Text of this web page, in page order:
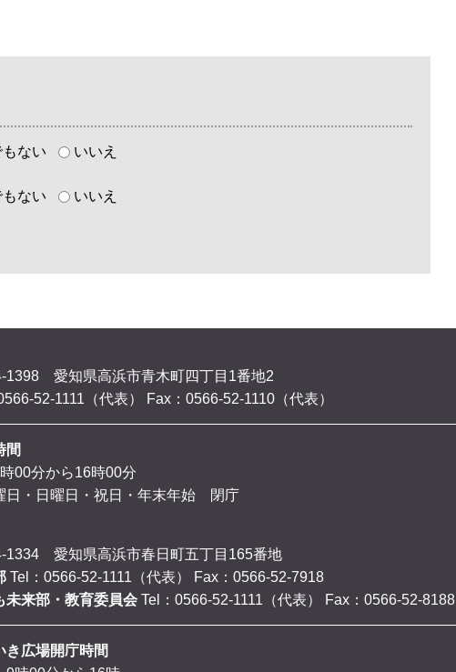
ない いいえ
ない いいえ
1398 愛知県高浜市青木町四丁目1番地2
52-1111（代表）
Fax：0566-52-1110（代表）
間
00分から16時00分
日・日曜日・祝日・年末年始 閉庁
1334 愛知県高浜市春日町五丁目165番地
Tel：0566-52-1111（代表）
Fax：0566-52-7918
未来部・教育委員会 Tel：0566-52-1111（代表） Fax：0566-52-8188
き広場開庁時間